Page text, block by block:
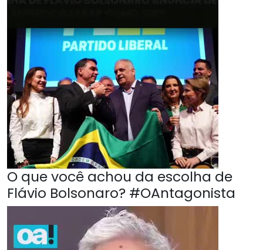
O que você achou da escolha de
Flávio Bolsonaro? #OAntagonista